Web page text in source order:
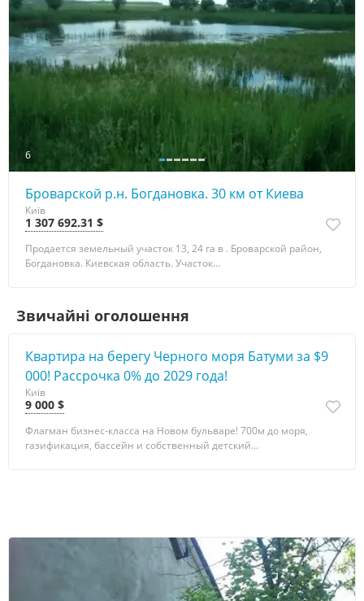
6
Броварской р.н. Богдановка. 30 км от Киева
Київ
1 307 692.31 $
Продается земельный участок 13, 24 га в . Броварской район,
Богдановка. Киевская область. Участок...
Звичайні оголошення
Квартира на берегу Черного моря Батуми за $9
000! Рассрочка 0% до 2029 года!
Київ
9 000 $
Флагман бизнес-класса на Новом бульваре! 700м до моря,
газификация, бассейн и собственный детский...